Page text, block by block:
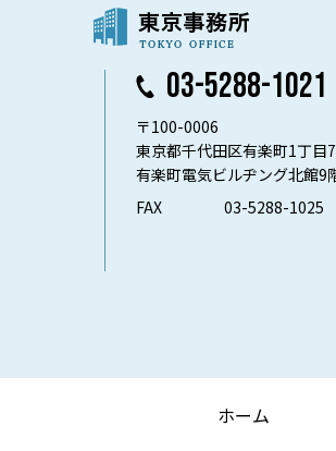
03-5288-1021
〒100-0006
東京都千代田区有楽町1丁目
有楽町電気ビルヂング北館9
FAX
03-5288-1025
ホーム